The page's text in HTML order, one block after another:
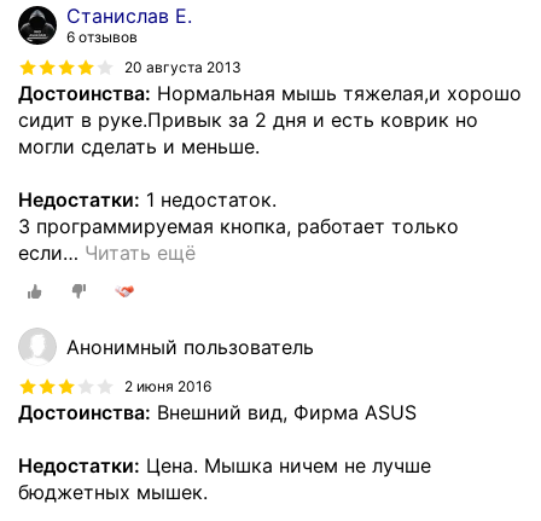
Станислав Е.
6 отзывов
20 августа 2013
Достоинства: Нормальная мышь тяжелая,и хорошо
сидит в руке.Привык за 2 дня и есть коврик но
могли сделать и меньше.
Недостатки: 1 недостаток.
3 программируемая кнопка, работает только
если… Читать ещё
Анонимный пользователь
2 июня 2016
Достоинства: Внешний вид, Фирма ASUS
Недостатки: Цена. Мышка ничем не лучше
бюджетных мышек.